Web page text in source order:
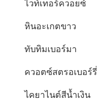
ไวท์เทอร์ควอยซ์
หินอะเกตขาว
ทับทิมเบอร์มา
ควอตซ์สตรอเบอร์รี่
ไคยาไนต์สีน้ำเงิน